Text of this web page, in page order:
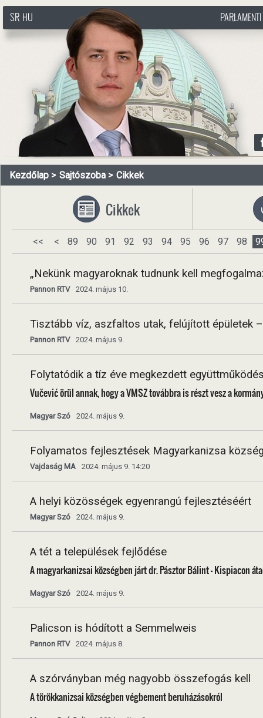
http://www.pasztorbalint.rs/hu
SR HU
Kezdőlap Sajtószoba Cikkek
Cikkek
<< < 89 90 91 92 93 94 95 96 97 98
„Nekünk magyaroknak tudnunk kell
Pannon RTV 2024. május 10.
Tisztább víz, aszfaltos utak, felújított épületek
Pannon RTV 2024. május 9.
Folytatódik a tíz éve megkezdett
Vučević örül annak, hogy a VMSZ továbbra is részt vesz a
Magyar Szó 2024. május 9.
Folyamatos fejlesztések Magyarkanizsa
Vajdaság MA 2024. május 9. 14:20
A helyi közösségek egyenrangú fejlesztéséért
Magyar Szó 2024. május 9.
A tét a települések fejlődése
A magyarkanizsai községben járt dr. Pásztor Bálint – Kispiacon
Magyar Szó 2024. május 9.
Palicson is hódított a Semmelweis
Pannon RTV 2024. május 8.
A szórványban még nagyobb összefogás kell
A törökkanizsai községben végbement beruházásokról